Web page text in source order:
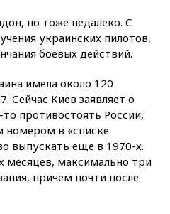
заочно арестовали по делу о
экстремизма
постановил остановить
строительство бального зала в
Белом доме
вчера, 20:15 Сенат США
одобрил ужесточение
санкций против России и
Ирана
но тоже недалеко. С
украинских пилотов,
боевых действий.
имела около 120
Сейчас Киев заявляет о
противостоять России,
номером в «списке
выпускать еще в 1970-х.
месяцев, максимально три
причем почти после